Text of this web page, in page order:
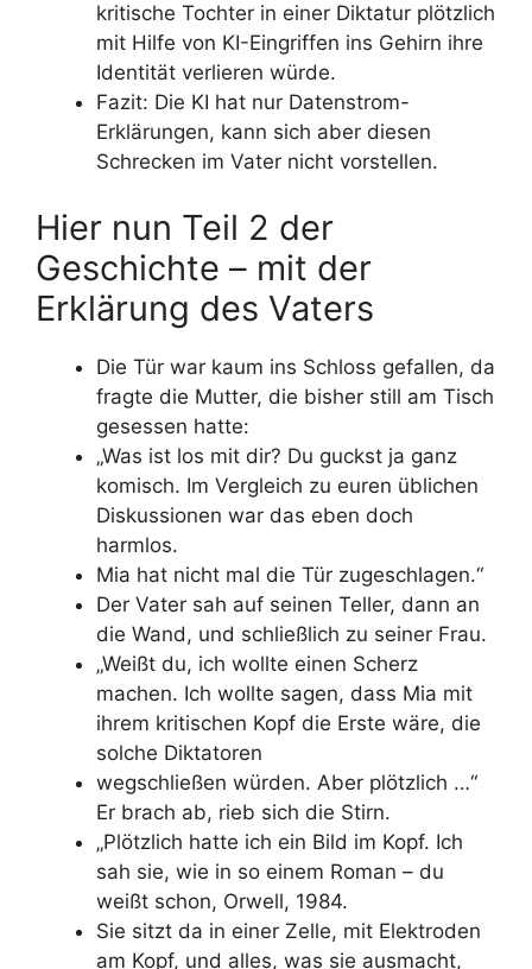
kritische Tochter in einer Diktatur plötzlich
mit Hilfe von KI-Eingriffen ins Gehirn ihre
Identität verlieren würde.
Fazit: Die KI hat nur Datenstrom-
Erklärungen, kann sich aber diesen
Schrecken im Vater nicht vorstellen.
Hier nun Teil 2 der
Geschichte – mit der
Erklärung des Vaters
Die Tür war kaum ins Schloss gefallen, da
fragte die Mutter, die bisher still am Tisch
gesessen hatte:
„Was ist los mit dir? Du guckst ja ganz
komisch. Im Vergleich zu euren üblichen
Diskussionen war das eben doch
harmlos.
Mia hat nicht mal die Tür zugeschlagen.“
Der Vater sah auf seinen Teller, dann an
die Wand, und schließlich zu seiner Frau.
„Weißt du, ich wollte einen Scherz
machen. Ich wollte sagen, dass Mia mit
ihrem kritischen Kopf die Erste wäre, die
solche Diktatoren
wegschließen würden. Aber plötzlich …“
Er brach ab, rieb sich die Stirn.
„Plötzlich hatte ich ein Bild im Kopf. Ich
sah sie, wie in so einem Roman – du
weißt schon, Orwell, 1984.
Sie sitzt da in einer Zelle, mit Elektroden
am Kopf, und alles, was sie ausmacht,